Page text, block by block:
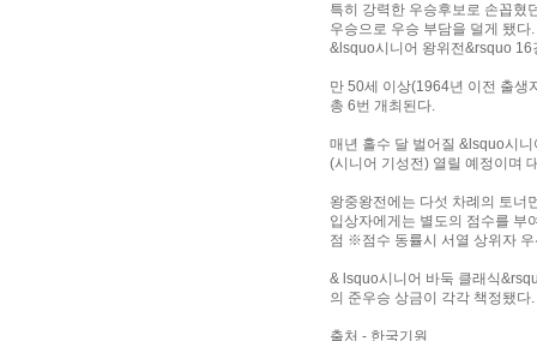
특히 강력한 우승후보로 손꼽혔
우승으로 우승 부담을 덜게 됐
&lsquo시니어 왕위전&rsquo 16
만 50세 이상(1964년 이전 출생
총 6번 개최된다.
매년 홀수 달 벌어질 &lsquo시
(시니어 기성전) 열릴 예정이며
왕중왕전에는 다섯 차례의 토너
입상자에게는 별도의 점수를 부
점 ※점수 동률시 서열 상위자 우
& lsquo시니어 바둑 클래식
의 준우승 상금이 각각 책정됐
출처 - 한국기원